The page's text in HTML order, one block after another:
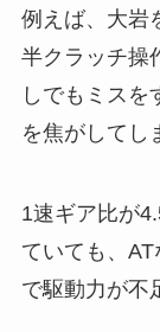
例えば、大岩
半クラッチ操
しでもミスを
を焦がしてし
1速ギア比が
ていても、
で駆動力が不